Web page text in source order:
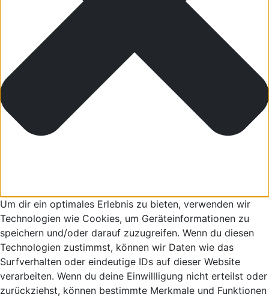
Um dir ein optimales Erlebnis zu bieten, verwenden wir
Technologien wie Cookies, um Geräteinformationen zu
speichern und/oder darauf zuzugreifen. Wenn du diesen
Technologien zustimmst, können wir Daten wie das
Surfverhalten oder eindeutige IDs auf dieser Website
verarbeiten. Wenn du deine Einwillligung nicht erteilst oder
zurückziehst, können bestimmte Merkmale und Funktionen